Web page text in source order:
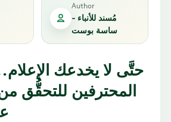
Author
مُسند للأنباء -
ساسة بوست
حتَّى لا يخدعك
المحترفين للتحقُّق